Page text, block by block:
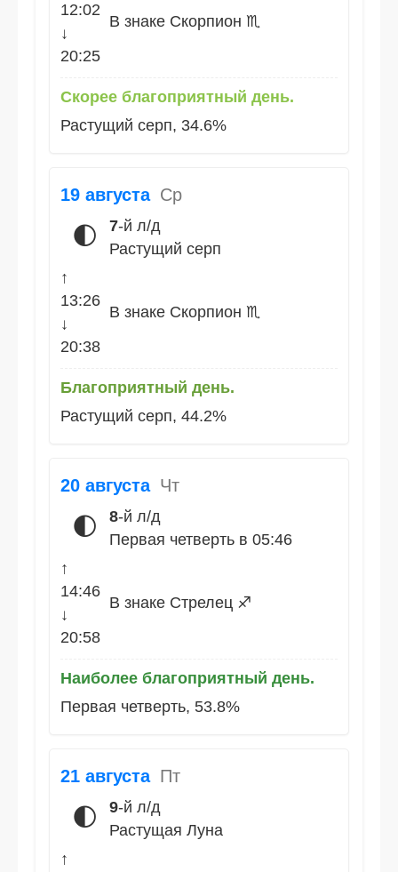
12:02
↓
20:25
В знаке Скорпион ♏
Скорее благоприятный день.
Растущий серп, 34.6%
19 августа Ср
🌓 7-й л/д
Растущий серп
↑
13:26
↓
20:38
В знаке Скорпион ♏
Благоприятный день.
Растущий серп, 44.2%
20 августа Чт
🌓 8-й л/д
Первая четверть в 05:46
↑
14:46
↓
20:58
В знаке Стрелец ♐
Наиболее благоприятный день.
Первая четверть, 53.8%
21 августа Пт
🌓 9-й л/д
Растущая Луна
↑